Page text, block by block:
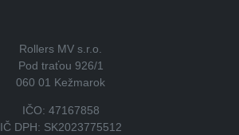
Rollers MV s.r.o.
Pod traťou 926/1
060 01 Kežmarok
IČO: 47167858
IČ DPH: SK2023775512